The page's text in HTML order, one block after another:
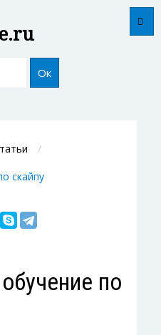
Ок
скайпу
по